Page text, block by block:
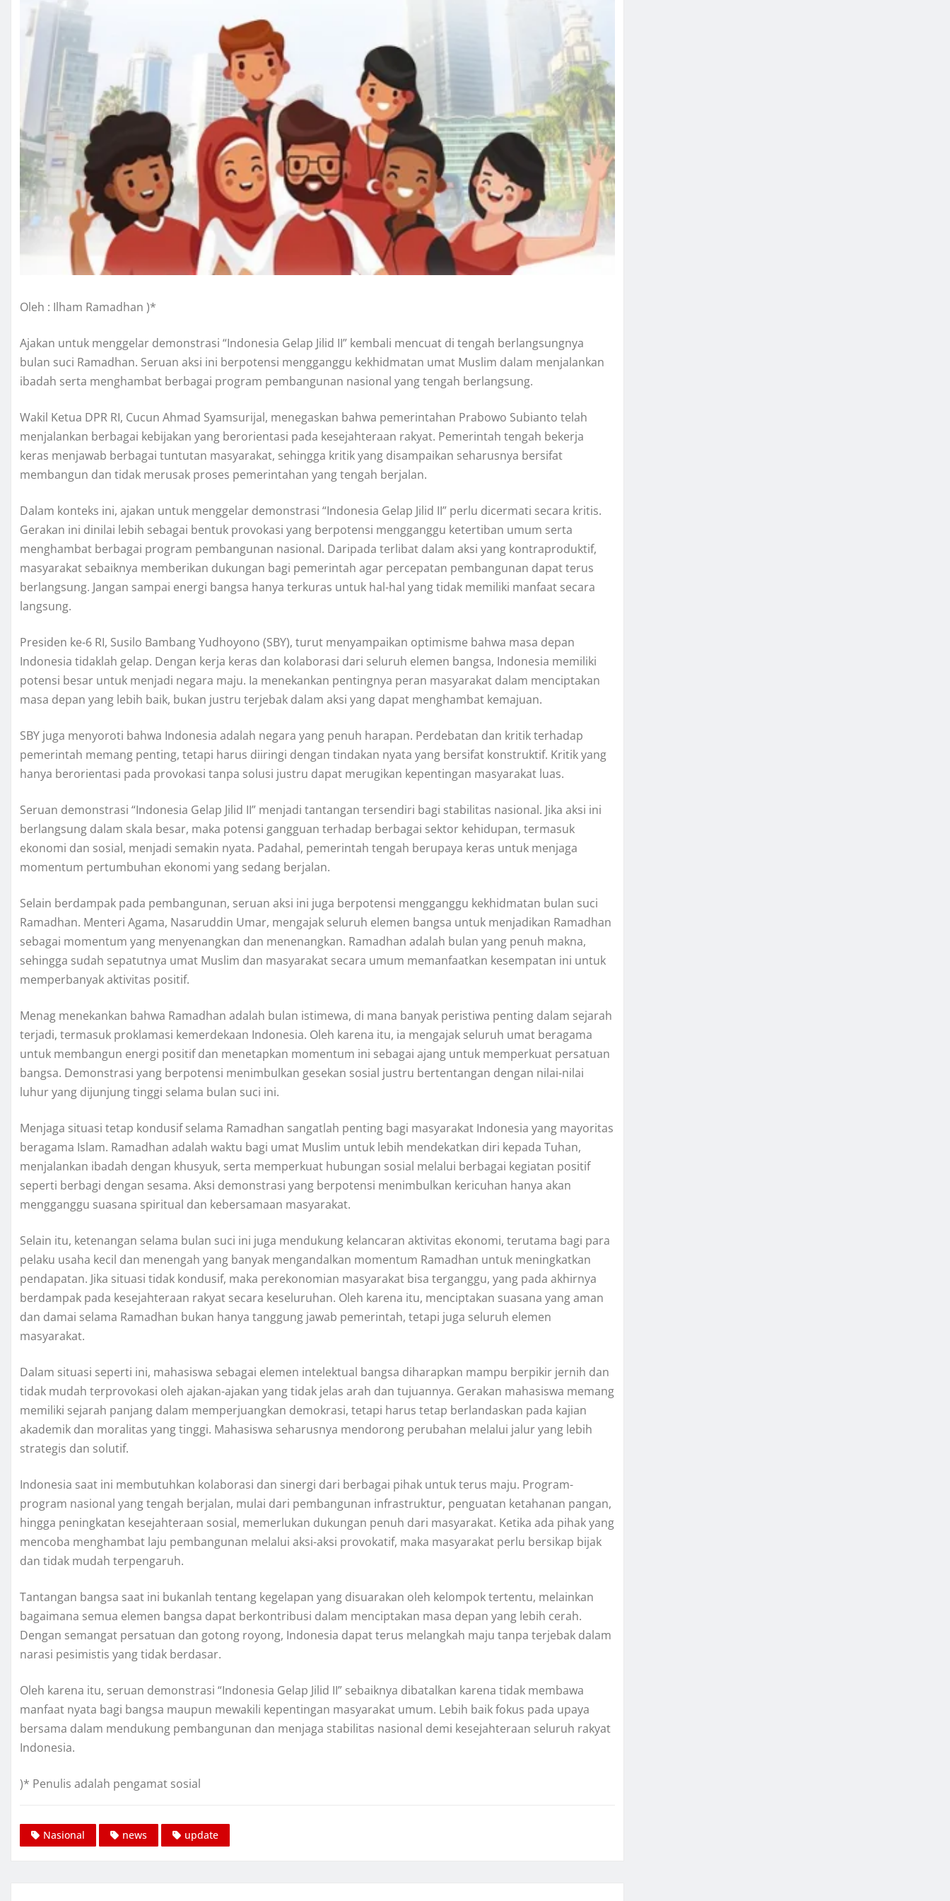
Oleh : Ilham Ramadhan )*
Ajakan untuk menggelar demonstrasi “Indonesia Gelap Jilid II” kembali mencuat di tengah berlangsungnya
bulan suci Ramadhan. Seruan aksi ini berpotensi mengganggu kekhidmatan umat Muslim dalam menjalankan
ibadah serta menghambat berbagai program pembangunan nasional yang tengah berlangsung.
Wakil Ketua DPR RI, Cucun Ahmad Syamsurijal, menegaskan bahwa pemerintahan Prabowo Subianto telah
menjalankan berbagai kebijakan yang berorientasi pada kesejahteraan rakyat. Pemerintah tengah bekerja
keras menjawab berbagai tuntutan masyarakat, sehingga kritik yang disampaikan seharusnya bersifat
membangun dan tidak merusak proses pemerintahan yang tengah berjalan.
Dalam konteks ini, ajakan untuk menggelar demonstrasi “Indonesia Gelap Jilid II” perlu dicermati secara kritis.
Gerakan ini dinilai lebih sebagai bentuk provokasi yang berpotensi mengganggu ketertiban umum serta
menghambat berbagai program pembangunan nasional. Daripada terlibat dalam aksi yang kontraproduktif,
masyarakat sebaiknya memberikan dukungan bagi pemerintah agar percepatan pembangunan dapat terus
berlangsung. Jangan sampai energi bangsa hanya terkuras untuk hal-hal yang tidak memiliki manfaat secara
langsung.
Presiden ke-6 RI, Susilo Bambang Yudhoyono (SBY), turut menyampaikan optimisme bahwa masa depan
Indonesia tidaklah gelap. Dengan kerja keras dan kolaborasi dari seluruh elemen bangsa, Indonesia memiliki
potensi besar untuk menjadi negara maju. Ia menekankan pentingnya peran masyarakat dalam menciptakan
masa depan yang lebih baik, bukan justru terjebak dalam aksi yang dapat menghambat kemajuan.
SBY juga menyoroti bahwa Indonesia adalah negara yang penuh harapan. Perdebatan dan kritik terhadap
pemerintah memang penting, tetapi harus diiringi dengan tindakan nyata yang bersifat konstruktif. Kritik yang
hanya berorientasi pada provokasi tanpa solusi justru dapat merugikan kepentingan masyarakat luas.
Seruan demonstrasi “Indonesia Gelap Jilid II” menjadi tantangan tersendiri bagi stabilitas nasional. Jika aksi ini
berlangsung dalam skala besar, maka potensi gangguan terhadap berbagai sektor kehidupan, termasuk
ekonomi dan sosial, menjadi semakin nyata. Padahal, pemerintah tengah berupaya keras untuk menjaga
momentum pertumbuhan ekonomi yang sedang berjalan.
Selain berdampak pada pembangunan, seruan aksi ini juga berpotensi mengganggu kekhidmatan bulan suci
Ramadhan. Menteri Agama, Nasaruddin Umar, mengajak seluruh elemen bangsa untuk menjadikan Ramadhan
sebagai momentum yang menyenangkan dan menenangkan. Ramadhan adalah bulan yang penuh makna,
sehingga sudah sepatutnya umat Muslim dan masyarakat secara umum memanfaatkan kesempatan ini untuk
memperbanyak aktivitas positif.
Menag menekankan bahwa Ramadhan adalah bulan istimewa, di mana banyak peristiwa penting dalam sejarah
terjadi, termasuk proklamasi kemerdekaan Indonesia. Oleh karena itu, ia mengajak seluruh umat beragama
untuk membangun energi positif dan menetapkan momentum ini sebagai ajang untuk memperkuat persatuan
bangsa. Demonstrasi yang berpotensi menimbulkan gesekan sosial justru bertentangan dengan nilai-nilai
luhur yang dijunjung tinggi selama bulan suci ini.
Menjaga situasi tetap kondusif selama Ramadhan sangatlah penting bagi masyarakat Indonesia yang mayoritas
beragama Islam. Ramadhan adalah waktu bagi umat Muslim untuk lebih mendekatkan diri kepada Tuhan,
menjalankan ibadah dengan khusyuk, serta memperkuat hubungan sosial melalui berbagai kegiatan positif
seperti berbagi dengan sesama. Aksi demonstrasi yang berpotensi menimbulkan kericuhan hanya akan
mengganggu suasana spiritual dan kebersamaan masyarakat.
Selain itu, ketenangan selama bulan suci ini juga mendukung kelancaran aktivitas ekonomi, terutama bagi para
pelaku usaha kecil dan menengah yang banyak mengandalkan momentum Ramadhan untuk meningkatkan
pendapatan. Jika situasi tidak kondusif, maka perekonomian masyarakat bisa terganggu, yang pada akhirnya
berdampak pada kesejahteraan rakyat secara keseluruhan. Oleh karena itu, menciptakan suasana yang aman
dan damai selama Ramadhan bukan hanya tanggung jawab pemerintah, tetapi juga seluruh elemen
masyarakat.
Dalam situasi seperti ini, mahasiswa sebagai elemen intelektual bangsa diharapkan mampu berpikir jernih dan
tidak mudah terprovokasi oleh ajakan-ajakan yang tidak jelas arah dan tujuannya. Gerakan mahasiswa memang
memiliki sejarah panjang dalam memperjuangkan demokrasi, tetapi harus tetap berlandaskan pada kajian
akademik dan moralitas yang tinggi. Mahasiswa seharusnya mendorong perubahan melalui jalur yang lebih
strategis dan solutif.
Indonesia saat ini membutuhkan kolaborasi dan sinergi dari berbagai pihak untuk terus maju. Program-
program nasional yang tengah berjalan, mulai dari pembangunan infrastruktur, penguatan ketahanan pangan,
hingga peningkatan kesejahteraan sosial, memerlukan dukungan penuh dari masyarakat. Ketika ada pihak yang
mencoba menghambat laju pembangunan melalui aksi-aksi provokatif, maka masyarakat perlu bersikap bijak
dan tidak mudah terpengaruh.
Tantangan bangsa saat ini bukanlah tentang kegelapan yang disuarakan oleh kelompok tertentu, melainkan
bagaimana semua elemen bangsa dapat berkontribusi dalam menciptakan masa depan yang lebih cerah.
Dengan semangat persatuan dan gotong royong, Indonesia dapat terus melangkah maju tanpa terjebak dalam
narasi pesimistis yang tidak berdasar.
Oleh karena itu, seruan demonstrasi “Indonesia Gelap Jilid II” sebaiknya dibatalkan karena tidak membawa
manfaat nyata bagi bangsa maupun mewakili kepentingan masyarakat umum. Lebih baik fokus pada upaya
bersama dalam mendukung pembangunan dan menjaga stabilitas nasional demi kesejahteraan seluruh rakyat
Indonesia.
)* Penulis adalah pengamat sosial
Nasional news update